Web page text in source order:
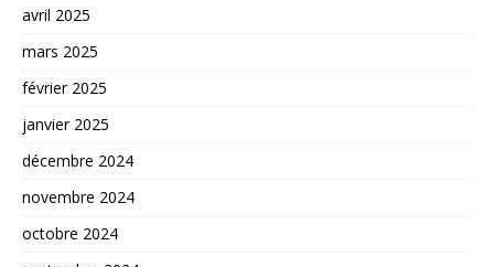
avril 2025
mars 2025
février 2025
janvier 2025
décembre 2024
novembre 2024
octobre 2024